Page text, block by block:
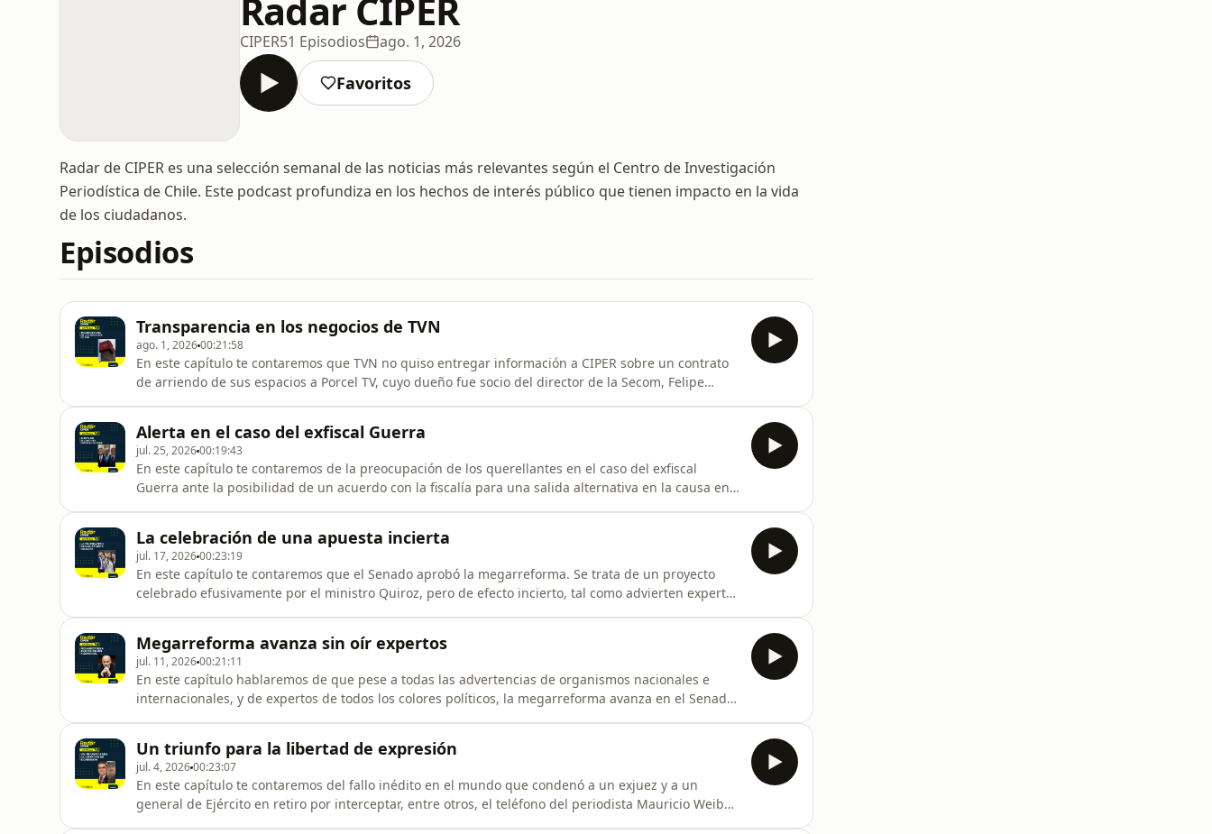
Radar CIPER
CIPER51 Episodios ago. 1, 2026
Favoritos
Radar de CIPER es una selección semanal de las noticias más relevantes según el Centro de Investigación
Periodística de Chile. Este podcast profundiza en los hechos de interés público que tienen impacto en la vida
de los ciudadanos.
Episodios
Transparencia en los negocios de TVN
ago. 1, 202600:21:58
En este capítulo te contaremos que TVN no quiso entregar información a CIPER sobre un contrato
de arriendo de sus espacios a Porcel TV, cuyo dueño fue socio del director de la Secom, Felipe
cercana a autorida
Alerta en el caso del exfiscal Guerra
jul. 25, 202600:19:43
En este capítulo te contaremos de la preocupación de los querellantes en el caso del exfiscal
Guerra ante la posibilidad de un acuerdo con la fiscalía para una salida alternativa en la causa en
campaña de la
La celebración de una apuesta incierta
jul. 17, 202600:23:19
En este capítulo te contaremos que el Senado aprobó la megarreforma. Se trata de un proyecto
celebrado efusivamente por el ministro Quiroz, pero de efecto incierto, tal como advierten expertos
obligaría a es
Megarreforma avanza sin oír expertos
jul. 11, 202600:21:11
En este capítulo hablaremos de que pese a todas las advertencias de organismos nacionales e
internacionales, y de expertos de todos los colores políticos, la megarreforma avanza en el Senado
la compleja situació
Un triunfo para la libertad de expresión
jul. 4, 202600:23:07
En este capítulo te contaremos del fallo inédito en el mundo que condenó a un exjuez y a un
general de Ejército en retiro por interceptar, entre otros, el teléfono del periodista Mauricio Weibel,